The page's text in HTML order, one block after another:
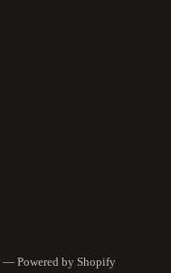
— Powered by Shopify